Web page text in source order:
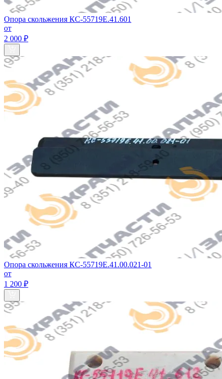
Опора скольжения КС-55719Е.41.601
от
2 000 ₽
Опора скольжения КС-55719Е.41.00.021-01
от
1 200 ₽